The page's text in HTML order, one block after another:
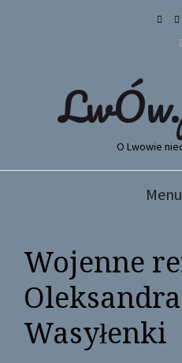
O Lwowie
Menu
Wojenne
Oleksandra
Wasyłenki